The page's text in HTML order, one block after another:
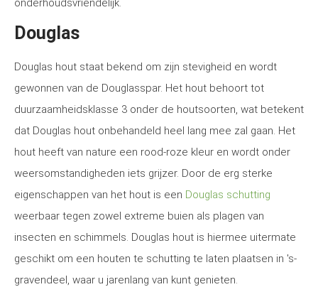
onderhoudsvriendelijk.
Douglas
Douglas hout staat bekend om zijn stevigheid en wordt
gewonnen van de Douglasspar. Het hout behoort tot
duurzaamheidsklasse 3 onder de houtsoorten, wat betekent
dat Douglas hout onbehandeld heel lang mee zal gaan. Het
hout heeft van nature een rood-roze kleur en wordt onder
weersomstandigheden iets grijzer. Door de erg sterke
eigenschappen van het hout is een Douglas schutting
weerbaar tegen zowel extreme buien als plagen van
insecten en schimmels. Douglas hout is hiermee uitermate
geschikt om een houten te schutting te laten plaatsen in 's-
gravendeel, waar u jarenlang van kunt genieten.